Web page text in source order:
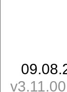
v3.11.00